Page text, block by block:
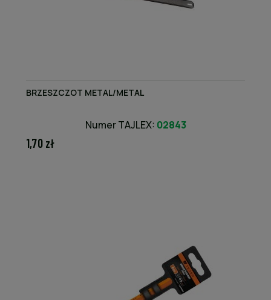
BRZESZCZOT METAL/METAL
Numer TAJLEX: 02843
1,70 zł